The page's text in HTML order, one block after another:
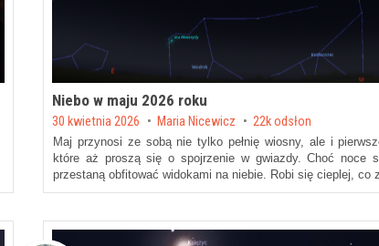
Niebo w maju 2026 roku
Posted on
30 kwietnia 2026 by Maria Nicewicz 22k odsłon
Maj przynosi ze sobą nie tylko pełnię wiosny, ale i
które aż proszą się o spojrzenie w gwiazdy. Choć noce
przestaną obfitować widokami na niebie. Robi się cieplej, co